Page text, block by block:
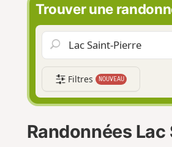
Trouver une
Filtres NOUVEAU
Randonnées